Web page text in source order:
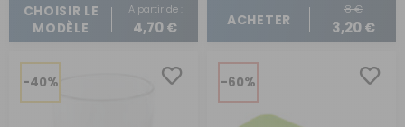
CHOISIR LE
MODÈLE
A partir de :
4,70 € ACHETER
8 €
3,20 €
-40% -60%